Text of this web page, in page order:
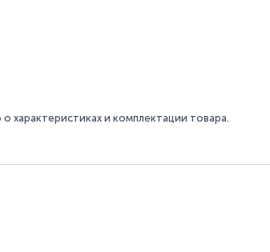
Пластик
и комплектации товара.